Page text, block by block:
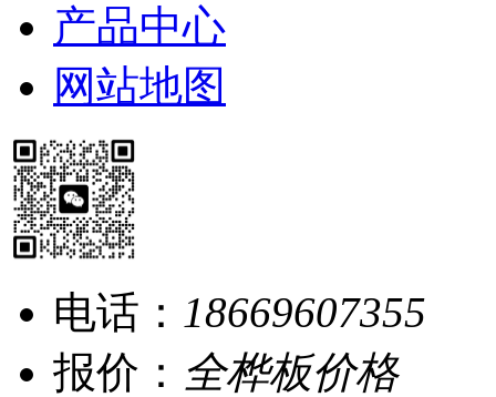
产品中心
网站地图
电话： 18669607355
报价： 全桦板价格